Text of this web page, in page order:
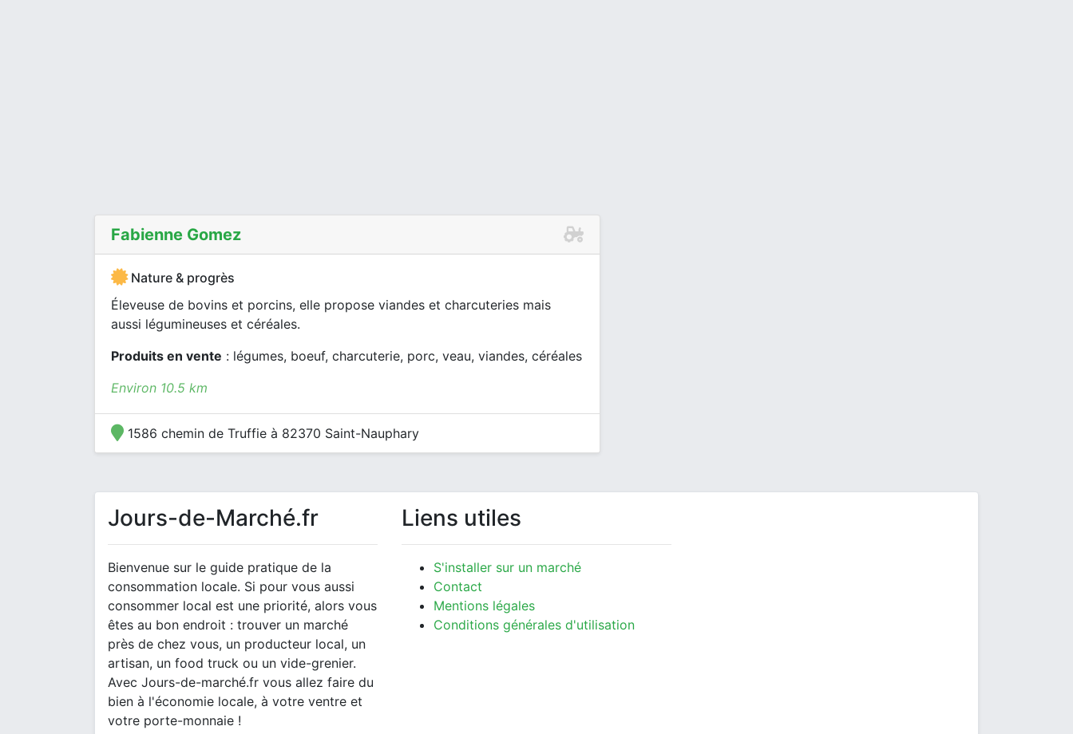
Fabienne Gomez
Nature & progrès
Éleveuse de bovins et porcins, elle propose viandes et charcuteries mais
aussi légumineuses et céréales.
Produits en vente : légumes, boeuf, charcuterie, porc, veau, viandes, céréales
Environ 10.5 km
1586 chemin de Truffie à 82370 Saint-Nauphary
Jours-de-Marché.fr
Bienvenue sur le guide pratique de la
consommation locale. Si pour vous aussi
consommer local est une priorité, alors vous
êtes au bon endroit : trouver un marché
près de chez vous, un producteur local, un
artisan, un food truck ou un vide-grenier.
Avec Jours-de-marché.fr vous allez faire du
bien à l'économie locale, à votre ventre et
votre porte-monnaie !
Liens utiles
S'installer sur un marché
Contact
Mentions légales
Conditions générales d'utilisation